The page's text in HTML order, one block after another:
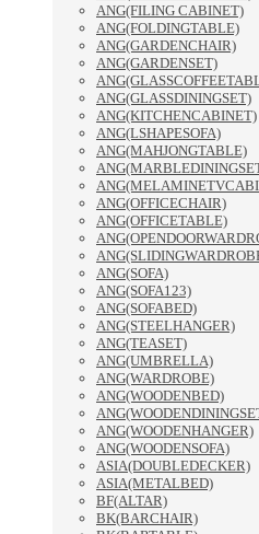
ANG(FILING CABINET)
ANG(FOLDINGTABLE)
ANG(GARDENCHAIR)
ANG(GARDENSET)
ANG(GLASSDININGSET)
ANG(KITCHENCABINET)
ANG(LSHAPESOFA)
ANG(MAHJONGTABLE)
ANG(OFFICECHAIR)
ANG(OFFICETABLE)
ANG(SOFA)
ANG(SOFA123)
ANG(SOFABED)
ANG(STEELHANGER)
ANG(TEASET)
ANG(UMBRELLA)
ANG(WARDROBE)
ANG(WOODENBED)
ANG(WOODENHANGER)
ANG(WOODENSOFA)
ASIA(DOUBLEDECKER)
ASIA(METALBED)
BF(ALTAR)
BK(BARCHAIR)